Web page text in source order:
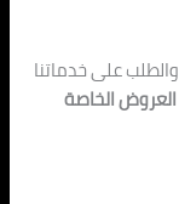
والطلب على خدماتنا
العروض الخاصة